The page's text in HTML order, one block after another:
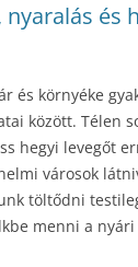
nyaralás és
és környéke
között. Télen
hegyi levegőt
városok
töltődni
menni a